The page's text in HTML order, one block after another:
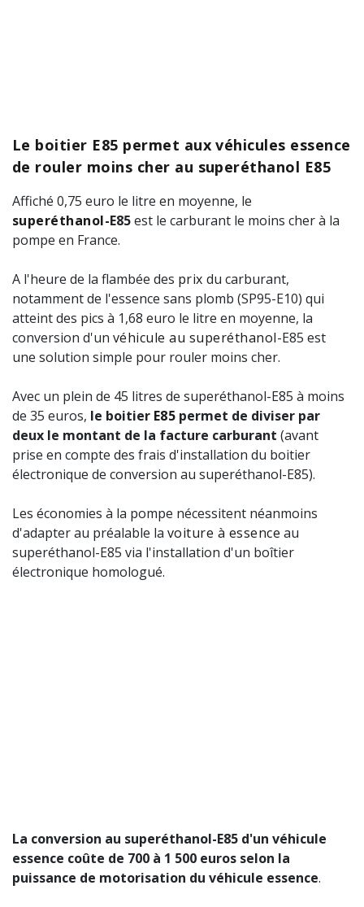
Le boitier E85 permet aux véhicules essence
de rouler moins cher au superéthanol E85
Affiché 0,75 euro le litre en moyenne, le
superéthanol-E85est le carburant le moins cher à la
pompe en France.
A l'heure de la flambée des prix du carburant,
notamment de l'essence sans plomb (SP95-E10) qui
atteint des pics à 1,68 euro le litre en moyenne, la
conversion d'un véhicule au superéthanol-E85 est
une solution simple pour rouler moins cher.
Avec un plein de 45 litres de superéthanol-E85 à moins
de 35 euros, le boitier E85 permet de diviser par
deux le montant de la facture carburant (avant
prise en compte des frais d'installation du boitier
électronique de conversion au superéthanol-E85).
Les économies à la pompe nécessitent néanmoins
d'adapter au préalable la voiture à essence au
superéthanol-E85 via l'installation d'un boîtier
électronique homologué.
La conversion au superéthanol-E85 d'un véhicule
essence coûte de 700 à 1 500 euros selon la
puissance de motorisation du véhicule essence.